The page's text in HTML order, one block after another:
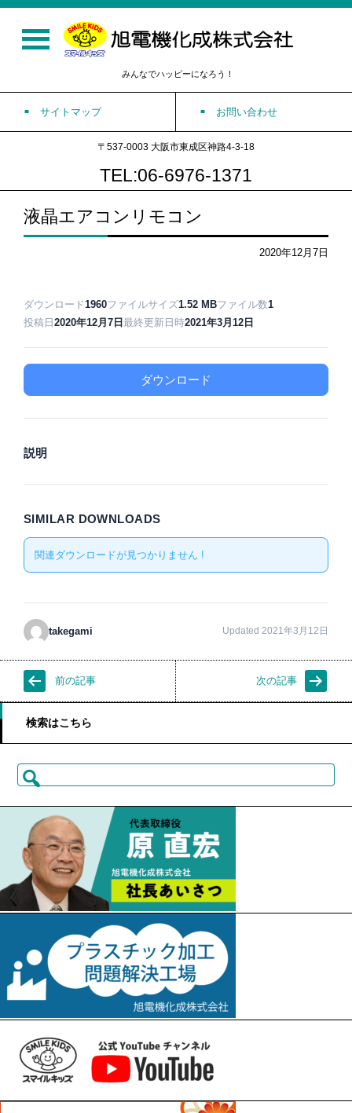
みんなでハッピーになろう！
サイトマップ お問い合わせ
〒537-0003 大阪市東成区神路4-3-18
TEL:06-6976-1371
液晶エアコンリモコン
2020年12月7日
ダウンロード 1960ファイルサイズ1.52 MBファイル数1
投稿日 2020年12月7日 最終更新日時2021年3月12日
ダウンロード
説明
SIMILAR DOWNLOADS
関連ダウンロードが見つかりません !
takegami Updated 2021年3月12日
前の記事 次の記事
検索はこちら
検
索: